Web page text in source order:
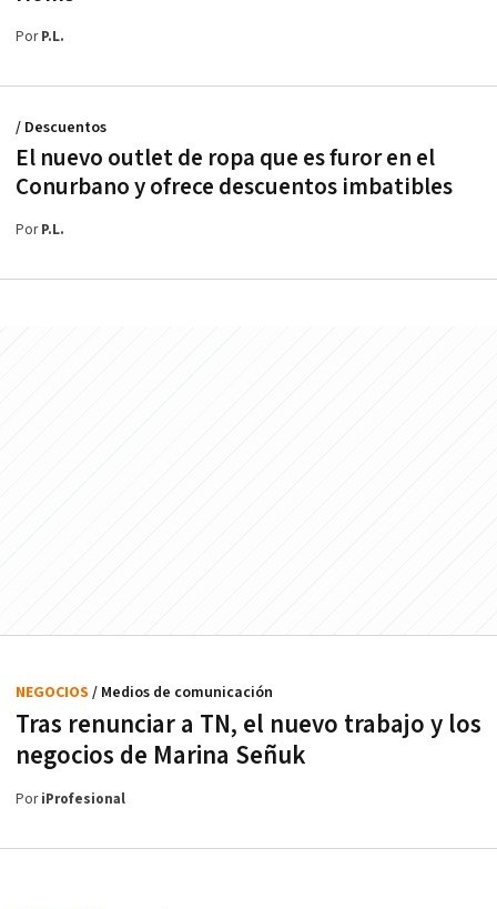
PorP.L.
El nuevo outlet de ropa que es furor en el
Conurbano y ofrece descuentos imbatibles
/ Descuentos
PorP.L.
Tras renunciar a TN, el nuevo trabajo y los
negocios de Marina Señuk
NEGOCIOS / Medios de comunicación
PoriProfesional